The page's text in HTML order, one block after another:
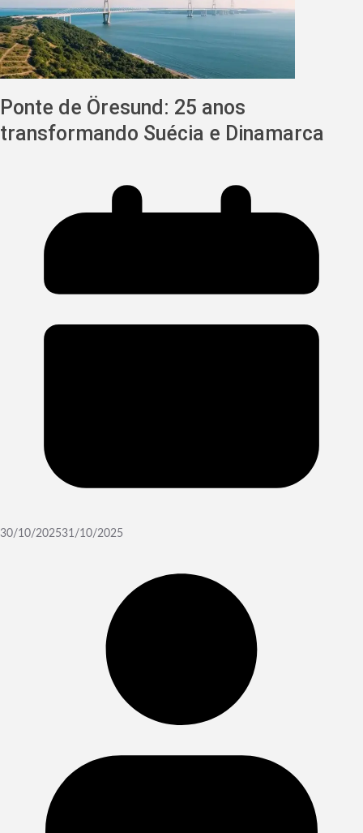
Ponte de Öresund: 25 anos
transformando Suécia e Dinamarca
30/10/202531/10/2025